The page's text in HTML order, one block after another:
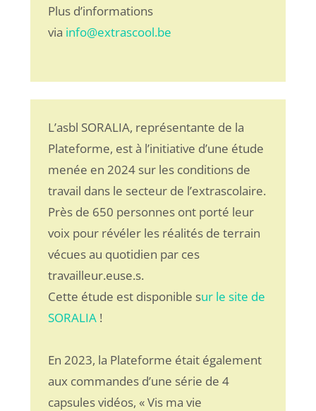
Plus d’informations
via info@extrascool.be
L’asbl SORALIA, représentante de la
Plateforme, est à l’initiative d’une étude
menée en 2024 sur les conditions de
travail dans le secteur de l’extrascolaire.
Près de 650 personnes ont porté leur
voix pour révéler les réalités de terrain
vécues au quotidien par ces
travailleur.euse.s.
Cette étude est disponible sur le site de
SORALIA!
En 2023, la Plateforme était également
aux commandes d’une série de 4
capsules vidéos, « Vis ma vie